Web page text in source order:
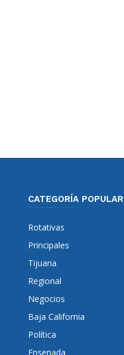
CATEGORÍA POPULAR
Rotativas
Principales
Tijuana
Regional
Negocios
Baja California
Política
Ensenada